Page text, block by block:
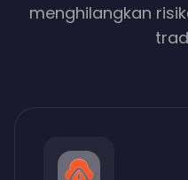
menghilangkan